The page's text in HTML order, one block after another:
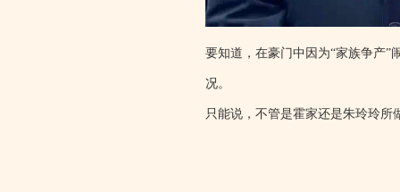
要知道，在豪门中因为“家族争产”
况。
只能说，不管是霍家还是朱玲玲所